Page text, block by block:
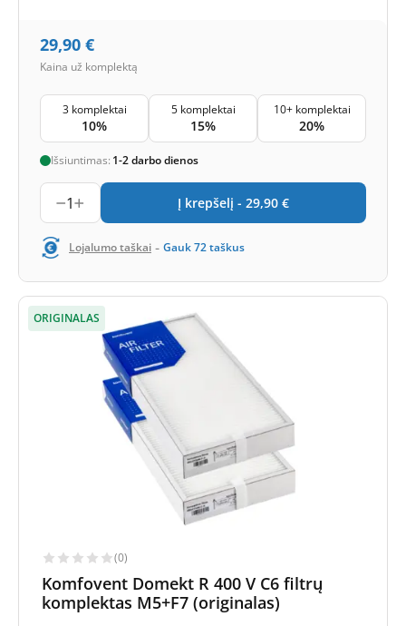
29,90 €
Kaina už komplektą
3 komplektai
10%
5 komplektai
15%
10+ komplektai
20%
Išsiuntimas: 1-2 darbo dienos
1 Į krepšelį - 29,90 €
Lojalumo taškai - Gauk72taškus
ORIGINALAS
(0)
Komfovent Domekt R 400 V C6 filtrų
komplektas M5+F7 (originalas)